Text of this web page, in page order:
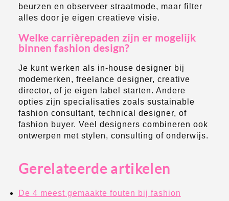
beurzen en observeer straatmode, maar filter
alles door je eigen creatieve visie.
Welke carrièrepaden zijn er mogelijk
binnen fashion design?
Je kunt werken als in-house designer bij
modemerken, freelance designer, creative
director, of je eigen label starten. Andere
opties zijn specialisaties zoals sustainable
fashion consultant, technical designer, of
fashion buyer. Veel designers combineren ook
ontwerpen met stylen, consulting of onderwijs.
Gerelateerde artikelen
De 4 meest gemaakte fouten bij fashion